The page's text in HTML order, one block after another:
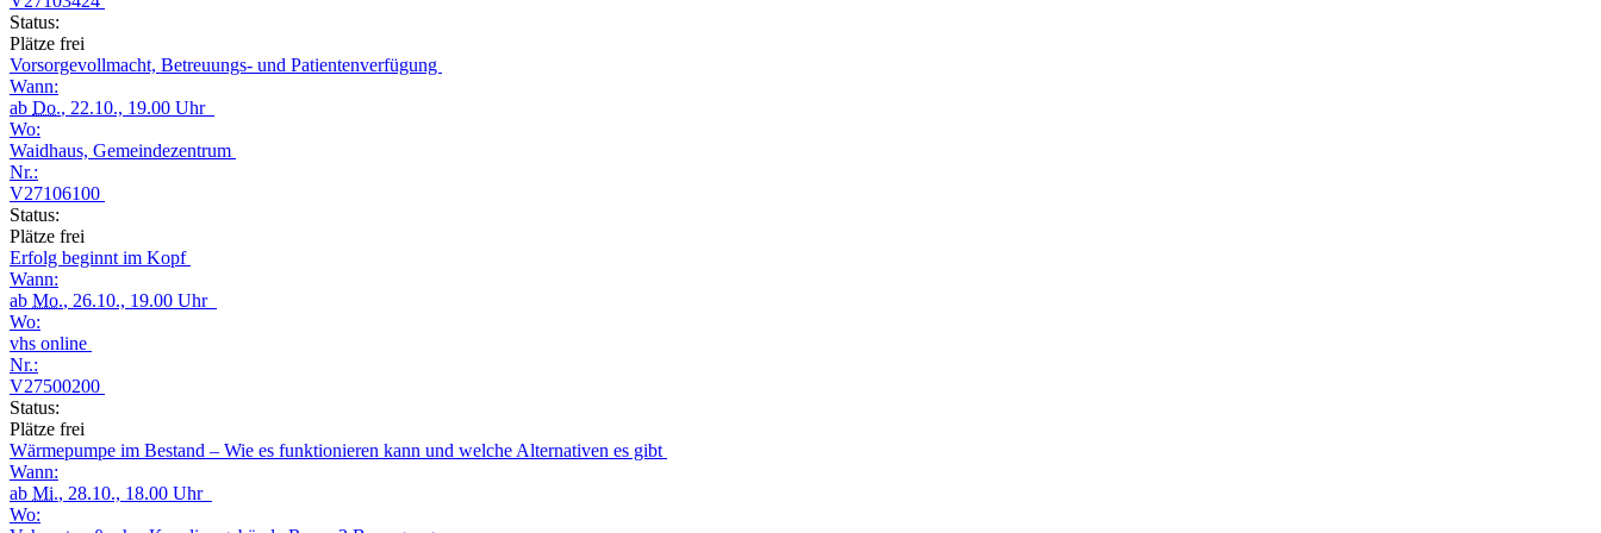
Status:
Plätze frei
Vorsorgevollmacht, Betreuungs- und Patientenverfügung
Wann:
ab Do., 22.10., 19.00 Uhr
Wo:
Waidhaus, Gemeindezentrum
Nr.:
V27106100
Status:
Plätze frei
Erfolg beginnt im Kopf
Wann:
ab Mo., 26.10., 19.00 Uhr
Wo:
vhs online
Nr.:
V27500200
Status:
Plätze frei
Wärmepumpe im Bestand – Wie es funktionieren kann und welche Alternativen es gibt
Wann:
ab Mi., 28.10., 18.00 Uhr
Wo: